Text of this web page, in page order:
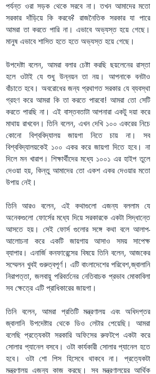
পর্যন্ত ওরা সড়ক থেকে সরবে না। তখন আমাদের মতো
সরকার দাঁড়িয়ে কি করবে? রাজনৈতিক সরকার যা পারে
আমরা তা করতে পারি না। এভাবে অভ্যস্ত হয়ে গেছে।
মানুষ এভাবে শাসিত হতে হতে অভ্যস্ত হয়ে গেছে।
উপদেষ্টা বলেন, আমরা বলার চেষ্টা করছি ছয়লেনের রাস্তা
হলে ওটাই যে শুধু উন্নয়ন তা নয়। আপনাকে বনটাও
বাঁচাতে হবে। অবরোধের জন্য প্রথাগত সরকার যে ব্যবস্থা
গ্রহণ করে আমরা কি তা করতে পারবো! আমরা তো সেটি
করতে পারছি না। এই বাস্তবতাটা আপনারা একটু দয়া করে
মাথায় রাখবেন। তিনি বলেন, এখন দেখি ১০০ একরের নিচে
কোনো বিশ্ববিদ্যালয় জায়গা নিতে চায় না। সব
বিশ্ববিদ্যালয়কেই ১০০ একর করে জায়গা দিতে হবে। না
দিলে মন খারাপ। শিক্ষার্থীদের মধ্যে ১০০১ এর হাইপ তুলে
দেওয়া হয়, কিন্তু আমাদের তো একশ একর দেওয়ার মতো
উপায় নেই।
তিনি আরও বলেন, এই কথাগুলো এজন্য বললাম যে
অনেকগুলো ফোর্সের মধ্যে দিয়ে সরকারকে একটা সিদ্ধান্তে
আসতে হয়। সেই ফোর্স গুলোর সঙ্গে কথা বলে আলাপ-
আলোচনা করে একটি জায়গায় আসাও সময় সাপেক্ষ
ব্যাপার। এনার্জি কনফারেন্সের বিষয়ে তিনি বলেন, আজকের
সম্মেলন খুবই গুরুত্বপূর্ণ। এটি বাংলাদেশের পরিবেশ,জ্বালানি
নিরাপত্তা, জলবায়ু পরিবর্তনের নেতিবাচক প্রভাব মোকাবিলা
সব ক্ষেত্রে এটি প্রাধিকারের জায়গা।
তিনি বলেন, আমরা প্রতিটি মন্ত্রণালয় এবং অধিদপ্তর
জ্বালানি উপদেষ্টার থেকে ডিও লেটার পেয়েছি। আমরা
বলেছি প্রত্যেকটা সরকারি অফিসের রুফটপে একটা করে
সোলার প্যানেল বসবে। ওটা কার্যকারী সোলার প্যানেল হতে
হবে। ওটা শো পিস হিসেবে থাকবে না। প্রত্যেকটা
মন্ত্রণালয় এজন্য কাজ করছে। সব মন্ত্রণালয়ের আর্থিক